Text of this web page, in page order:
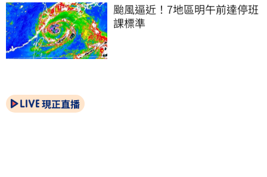
颱風逼近！7地區明午前達停班
課標準
現正直播